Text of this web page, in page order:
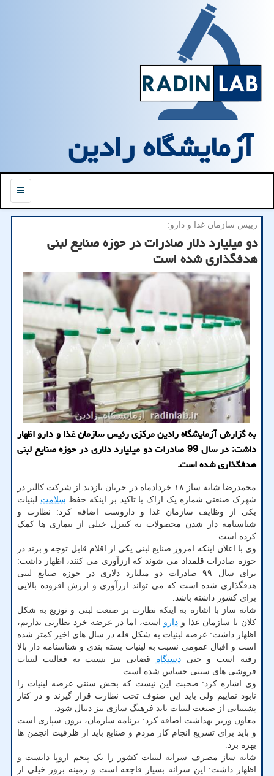
آزمایشگاه رادین
منو
رییس سازمان غذا و دارو:
دو میلیارد دلار صادرات در حوزه صنایع لبنی
هدفگذاری شده است
به گزارش آزمایشگاه رادین مركزی رئیس سازمان غذا و دارو اظهار
داشت: در سال 99 صادرات دو میلیارد دلاری در حوزه صنایع لبنی
هدفگذاری شده است.
محمدرضا شانه ساز ۱۸ خردادماه در جریان بازدید از شرکت کالبر در
شهرک صنعتی شماره یک اراک با تاکید بر اینکه حفظ سلامت لبنیات
یکی از وظایف سازمان غذا و داروست اضافه کرد: نظارت و
شناسنامه دار شدن محصولات به کنترل خیلی از بیماری ها کمک
کرده است.
وی با اعلان اینکه امروز صنایع لبنی یکی از اقلام قابل توجه و برند در
حوزه صادرات قلمداد می شوند که ارزآوری می کنند، اظهار داشت:
برای سال ۹۹ صادرات دو میلیارد دلاری در حوزه صنایع لبنی
هدفگذاری شده است که می تواند ارزآوری و ارزش افزوده بالایی
برای کشور داشته باشد.
شانه ساز با اشاره به اینکه نظارت بر صنعت لبنی و توزیع به شکل
کلان با سازمان غذا و دارو است، اما در عرضه خرد نظارتی نداریم،
اظهار داشت: عرضه لبنیات به شکل فله در سال های اخیر کمتر شده
است و اقبال عمومی نسبت به لبنیات بسته بندی و شناسنامه دار بالا
رفته است و حتیدستگاه قضایی نیز نسبت به فعالیت لبنیات
فروشی های سنتی حساس شده است.
وی اشاره کرد: صحبت این نیست که بخش سنتی عرضه لبنیات را
نابود نماییم ولی باید این صنوف تحت نظارت قرار گیرند و در کنار
پشتیبانی از صنعت لبنیات باید فرهنگ سازی نیز دنبال شود.
معاون وزیر بهداشت اضافه کرد: برنامه سازمان، برون سپاری است
و باید برای تسریع انجام کار مردم و صنایع باید از ظرفیت انجمن ها
بهره برد.
شانه ساز مصرف سرانه لبنیات کشور را یک پنجم اروپا دانست و
اظهار داشت: این سرانه بسیار فاجعه است و زمینه بروز خیلی از